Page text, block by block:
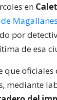
en
Magallanes
por
de esa
que
mediante